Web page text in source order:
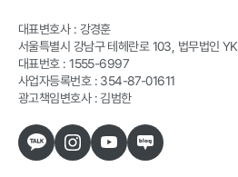
대표변호사 : 강경훈
서울특별시 강남구 테헤란로 103, 법무법인 YK
대표번호 : 1555-6997
사업자등록번호 : 354-87-01611
광고책임변호사 : 김범한